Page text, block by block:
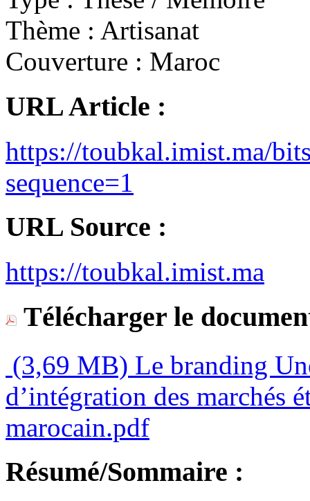
Thème : Artisanat
Couverture : Maroc
URL Article :
https://toubkal.imist.ma/
sequence=1
URL Source :
https://toubkal.imist.ma
Télécharger le
(3,69 MB) Le branding
d’intégration des marchés
marocain.pdf
Résumé/Sommaire :